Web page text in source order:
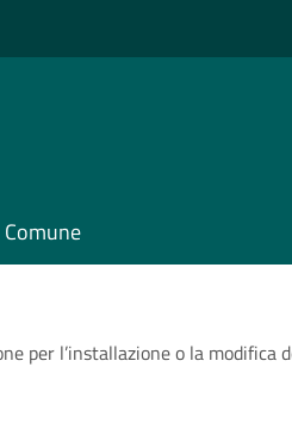
per l’installazione o la